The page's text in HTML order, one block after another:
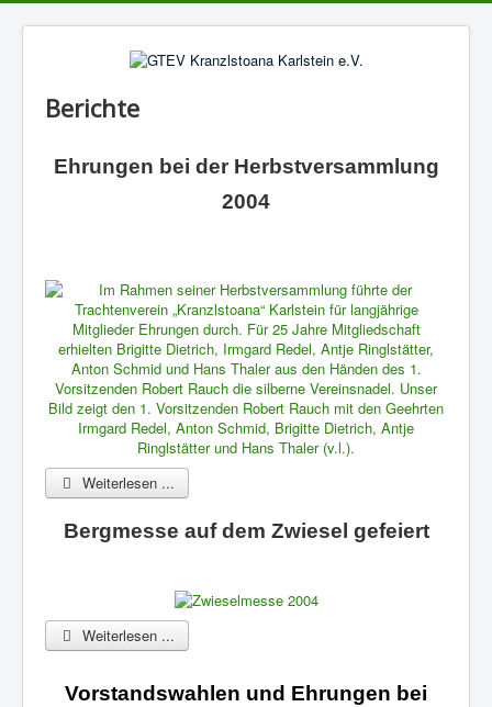
Berichte
Ehrungen bei der Herbstversammlung
2004
Weiterlesen ...
Bergmesse auf dem Zwiesel gefeiert
Weiterlesen ...
Vorstandswahlen und Ehrungen bei